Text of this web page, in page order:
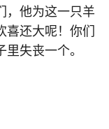
，他为这一只羊
喜还大呢！你们
失丧一个。